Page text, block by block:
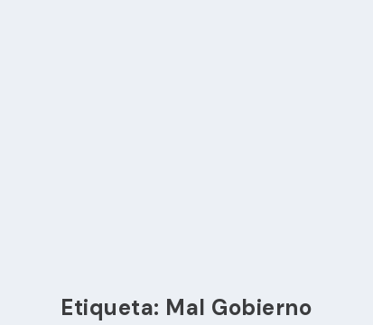
Etiqueta: Mal Gobierno